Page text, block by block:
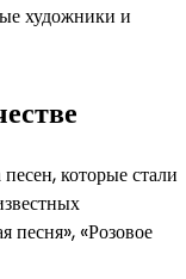
художники и
которые стали
песня», «Розовое